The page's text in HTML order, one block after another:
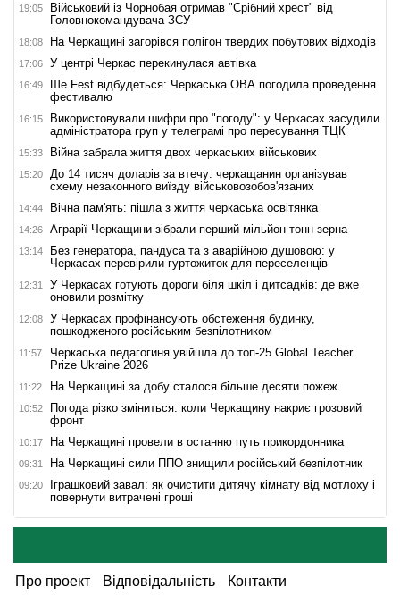
19:05
Військовий із Чорнобая отримав "Срібний хрест" від
Головнокомандувача ЗСУ
18:08 На Черкащині загорівся полігон твердих побутових відходів
17:06 У центрі Черкас перекинулася автівка
16:49
Ше.Fest відбудеться: Черкаська ОВА погодила проведення
фестивалю
16:15
Використовували шифри про "погоду": у Черкасах засудили
адміністратора груп у телеграмі про пересування ТЦК
15:33 Війна забрала життя двох черкаських військових
15:20
До 14 тисяч доларів за втечу: черкащанин організував
схему незаконного виїзду військовозобов'язаних
14:44 Вічна пам'ять: пішла з життя черкаська освітянка
14:26 Аграрії Черкащини зібрали перший мільйон тонн зерна
13:14
Без генератора, пандуса та з аварійною душовою: у
Черкасах перевірили гуртожиток для переселенців
12:31
У Черкасах готують дороги біля шкіл і дитсадків: де вже
оновили розмітку
12:08
У Черкасах профінансують обстеження будинку,
пошкодженого російським безпілотником
11:57
Черкаська педагогиня увійшла до топ-25 Global Teacher
Prize Ukraine 2026
11:22 На Черкащині за добу сталося більше десяти пожеж
10:52
Погода різко зміниться: коли Черкащину накриє грозовий
фронт
10:17 На Черкащині провели в останню путь прикордонника
09:31 На Черкащині сили ППО знищили російський безпілотник
09:20
Іграшковий завал: як очистити дитячу кімнату від мотлоху і
повернути витрачені гроші
Про проект Відповідальність Контакти